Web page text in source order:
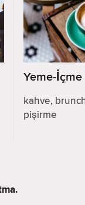
Yeme-İçme
kahve,
pişirme